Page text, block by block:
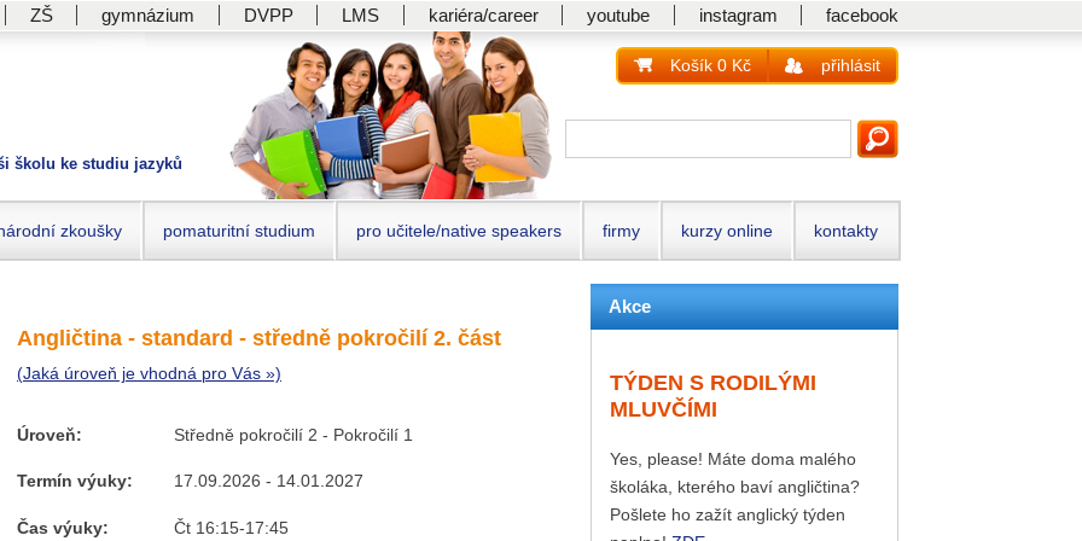
ZŠ gymnázium DVPP LMS kariéra/career youtube instagram facebook
školu ke studiu jazyků
Košík 0 Kč přihlásit
zkoušky pomaturitní studium pro učitele/native speakers firmy kurzy online kontakty
Angličtina - standard - středně pokročilí 2. část
(Jaká úroveň je vhodná pro Vás »)
Úroveň: Středně pokročilí 2 - Pokročilí 1
Termín výuky: 17.09.2026 - 14.01.2027
Čas výuky: Čt 16:15-17:45
Akce
TÝDEN S RODILÝMI
MLUVČÍMI
Yes, please! Máte doma malého
školáka, kterého baví angličtina?
Pošlete ho zažít anglický týden